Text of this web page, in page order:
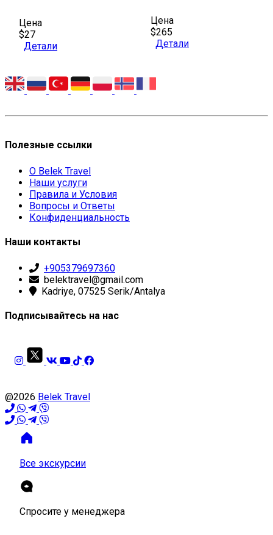
Цена
$27
Детали
Цена
$265
Детали
Полезные ссылки
О Belek Travel
Наши услуги
Правила и Условия
Вопросы и Ответы
Конфиденциальность
Наши контакты
+905379697360
belektravel@gmail.com
Kadriye, 07525 Serik/Antalya
Подписывайтесь на нас
@2026 Belek Travel
Все экскурсии
Спросите у менеджера